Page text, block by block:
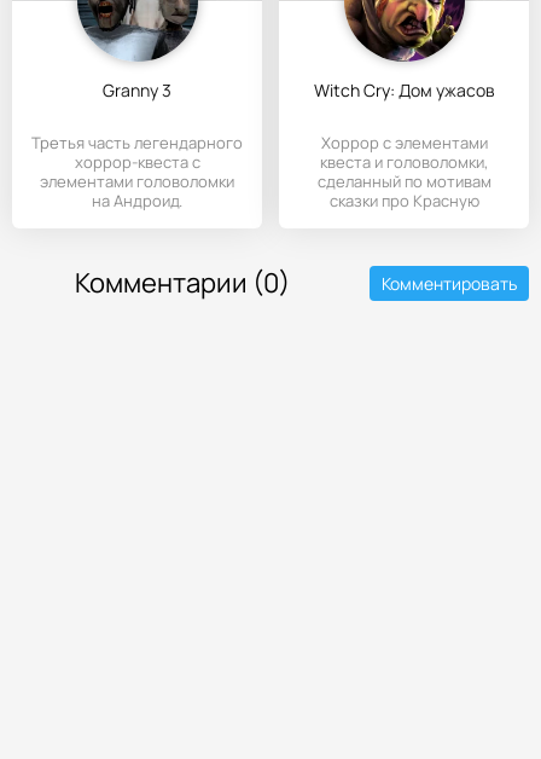
Granny 3
Третья часть легендарного
хоррор-квеста с
элементами головоломки
на Андроид.
Witch Cry: Дом ужасов
Хоррор с элементами
квеста и головоломки,
сделанный по мотивам
сказки про Красную
Комментарии (0) Комментировать